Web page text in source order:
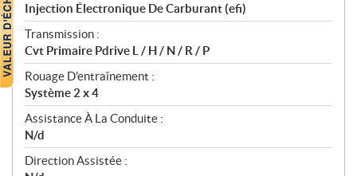
Injection Électronique De Carburant (efi)
Transmission :
Cvt Primaire Pdrive L / H / N / R / P
Rouage D'entraînement :
Système 2 x 4
Assistance À La Conduite :
N/d
Direction Assistée :